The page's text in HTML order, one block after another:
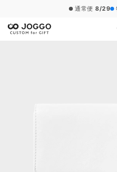
通常便 8/29 特急便